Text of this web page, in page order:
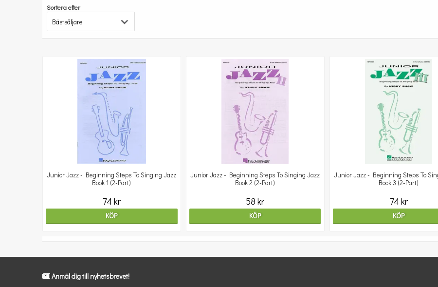
Sortera efter
Junior Jazz - Beginning Steps To Singing Jazz
Book 1 (2-Part)
74 kr
KÖP
Junior Jazz - Beginning Steps To Singing Jazz
Book 2 (2-Part)
58 kr
KÖP
Junior Jazz - Beginning Steps To
Book 3 (2-Part)
74 kr
KÖP
Anmäl dig till nyhetsbrevet!